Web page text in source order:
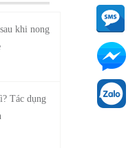
khi nong
Tác dụng